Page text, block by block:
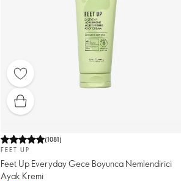
(1081)
FEET UP
Feet Up Everyday Gece Boyunca Nemlendirici
Ayak Kremi